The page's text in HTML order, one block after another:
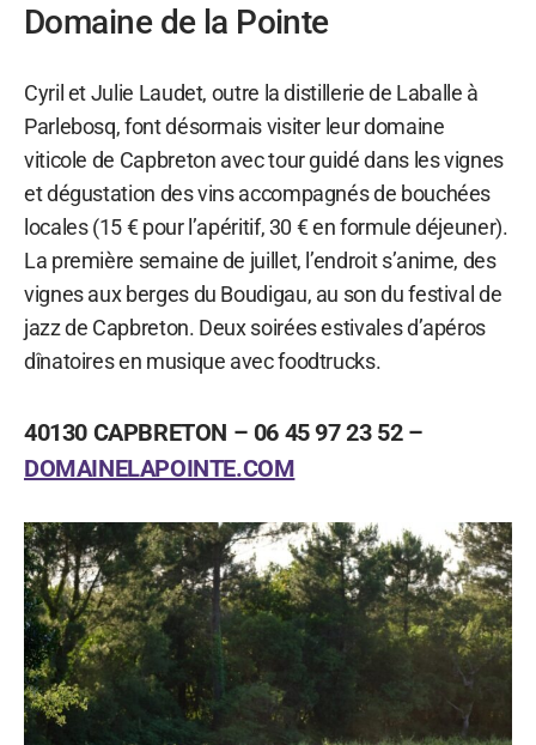
Domaine de la Pointe
Cyril et Julie Laudet, outre la distillerie de Laballe à
Parlebosq, font désormais visiter leur domaine
viticole de Capbreton avec tour guidé dans les vignes
et dégustation des vins accompagnés de bouchées
locales (15 € pour l’apéritif, 30 € en formule déjeuner).
La première semaine de juillet, l’endroit s’anime, des
vignes aux berges du Boudigau, au son du festival de
jazz de Capbreton. Deux soirées estivales d’apéros
dînatoires en musique avec foodtrucks.
40130 CAPBRETON – 06 45 97 23 52 –
DOMAINELAPOINTE.COM